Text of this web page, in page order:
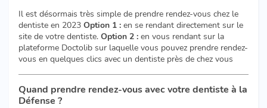
Il est désormais très simple de prendre rendez-vous chez le
dentiste en 2023 Option 1 : en se rendant directement sur le
site de votre dentiste. Option 2 : en vous rendant sur la
plateforme Doctolib sur laquelle vous pouvez prendre rendez-
vous en quelques clics avec un dentiste près de chez vous
Quand prendre rendez-vous avec votre dentiste à la
Défense ?